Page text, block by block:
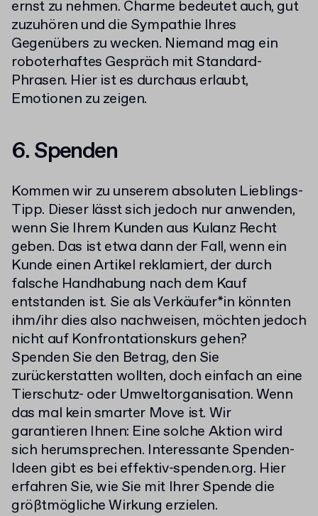
ernst zu nehmen. Charme bedeutet auch, gut
zuzuhören und die Sympathie Ihres
Gegenübers zu wecken. Niemand mag ein
roboterhaftes Gespräch mit Standard-
Phrasen. Hier ist es durchaus erlaubt,
Emotionen zu zeigen.
6. Spenden
Kommen wir zu unserem absoluten Lieblings-
Tipp. Dieser lässt sich jedoch nur anwenden,
wenn Sie Ihrem Kunden aus Kulanz Recht
geben. Das ist etwa dann der Fall, wenn ein
Kunde einen Artikel reklamiert, der durch
falsche Handhabung nach dem Kauf
entstanden ist. Sie als Verkäufer*in könnten
ihm/ihr dies also nachweisen, möchten jedoch
nicht auf Konfrontationskurs gehen?
Spenden Sie den Betrag, den Sie
zurückerstatten wollten, doch einfach an eine
Tierschutz- oder Umweltorganisation. Wenn
das mal kein smarter Move ist. Wir
garantieren Ihnen: Eine solche Aktion wird
sich herumsprechen. Interessante Spenden-
Ideen gibt es bei effektiv-spenden.org. Hier
erfahren Sie, wie Sie mit Ihrer Spende die
größtmögliche Wirkung erzielen.